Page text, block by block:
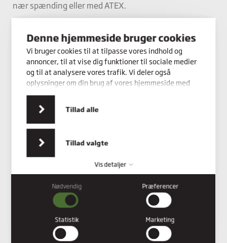
Denne hjemmeside bruger cookies
Vi bruger cookies til at tilpasse vores indhold og
annoncer, til at vise dig funktioner til sociale medier
og til at analysere vores trafik. Vi deler også
oplysninger om din brug af vores hjemmeside med
vores partnere inden for sociale medier,
annonceringspartnere og analysepartnere. Vores
partnere kan kombinere disse data med andre
oplysninger, du har givet dem, eller som de har
indsamlet fra din brug af deres tjenester.
Tillad valgte
Tillad alle
Vis detaljer
Nødvendig
Nødvendige cookies hjælper med at gøre en hjemmeside
brugbar ved at aktivere grundlæggende funktioner såsom
side-navigation og adgang til sikre områder af hjemmesiden.
Hjemmesiden kan ikke fungere ordentligt uden disse cookies.
Nødvendig Præferencer
Statistik Marketing
nær spænding eller med ATEX.
Kontakt os